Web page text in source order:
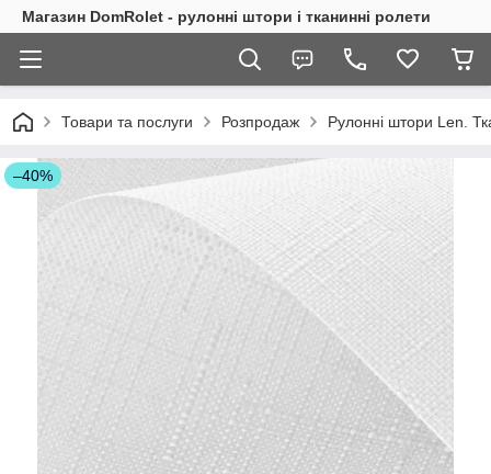
Магазин DomRolet - рулонні штори і тканинні ролети
Товари та послуги Розпродаж Рулонні штори Len.
–40%